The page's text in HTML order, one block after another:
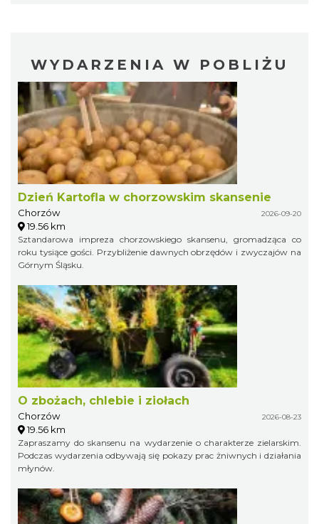
WYDARZENIA W POBLIŻU
Dzień Kartofla w chorzowskim skansenie
Chorzów 2026-09-20
19.56 km
Sztandarowa impreza chorzowskiego skansenu, gromadząca co
roku tysiące gości. Przybliżenie dawnych obrzędów i zwyczajów na
Górnym Śląsku.
O zbożach, chlebie i ziołach
Chorzów 2026-08-23
19.56 km
Zapraszamy do skansenu na wydarzenie o charakterze zielarskim.
Podczas wydarzenia odbywają się pokazy prac żniwnych i działania
młynów.